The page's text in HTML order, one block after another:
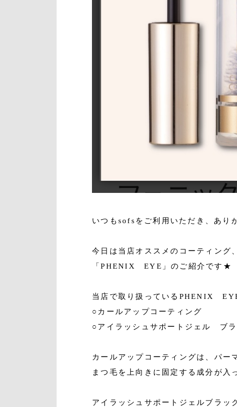
いつもsofsをご利用いただき、あり
今日は当店オススメのコーティング、
「PHENIX EYE」のご紹介です★
当店で取り扱っているPHENIX
○カールアップコーティング
○アイラッシュサポートジェル ブラ
カールアップコーティングは、パー
まつ毛を上向きに固定する成分が
アイラッシュサポートジェルブラッ